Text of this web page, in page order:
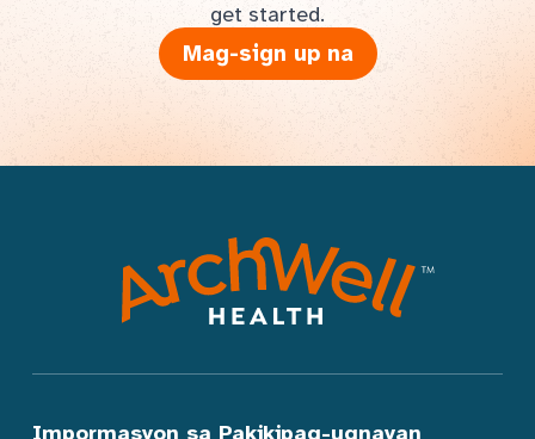
get started.
Mag-sign up na
Impormasyon sa Pakikipag-ugnayan